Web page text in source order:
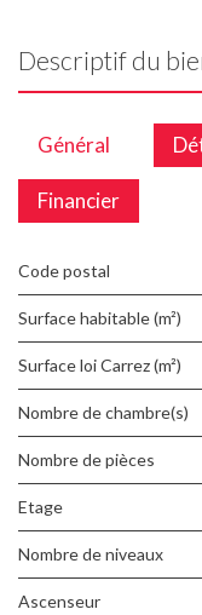
Descriptif du
Général
Financier
Code postal
Surface habitable (m²)
Surface loi Carrez (m²)
Nombre de chambre(s)
Nombre de pièces
Etage
Nombre de niveaux
Ascenseur